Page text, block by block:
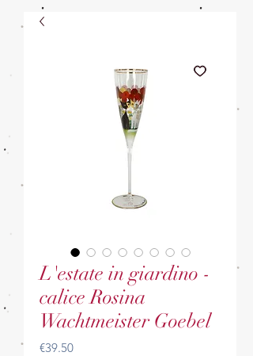
L'estate in giardino -
calice Rosina
Wachtmeister Goebel
€39.50Price